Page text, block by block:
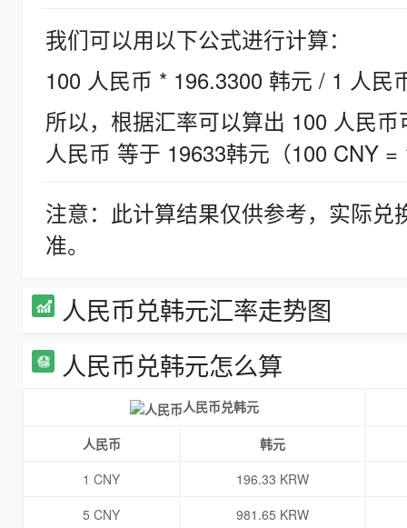
我们可以用以下公式进行计算：
100 人民币 * 196.3300 韩元 / 1 人民
所以，根据汇率可以算出 100 人民
人民币 等于 19633韩元（100 CNY =
注意：此计算结果仅供参考，实际
准。
人民币兑韩元汇率走势图
人民币兑韩元怎么算
人民币兑韩元
人民币
韩元
1 CNY
196.33 KRW
5 CNY
981.65 KRW